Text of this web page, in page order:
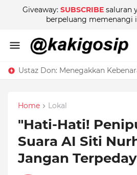
Giveaway: SUBSCRIBE saluran
berpeluang memenangi
Home Lokal
"Hati-Hati!
Suara AI Siti
Jangan